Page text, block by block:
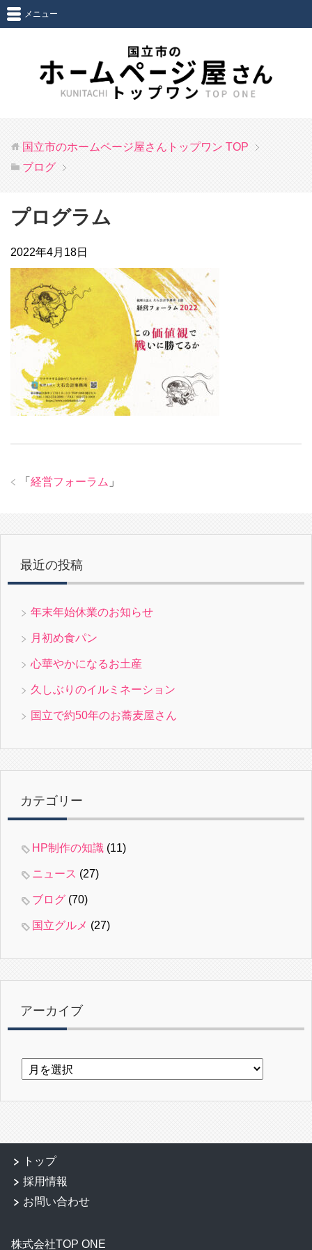
メニュー
国立市のホームページ屋さんトップワン TOP
ブログ
プログラム
2022年4月18日
「 経営フォーラム 」
最近の投稿
年末年始休業のお知らせ
月初め食パン
心華やかになるお土産
久しぶりのイルミネーション
国立で約50年のお蕎麦屋さん
カテゴリー
HP制作の知識 (11)
ニュース (27)
ブログ (70)
国立グルメ (27)
アーカイブ
ア
ー
イ
トップ
採用情報
お問い合わせ
株式会社TOP ONE